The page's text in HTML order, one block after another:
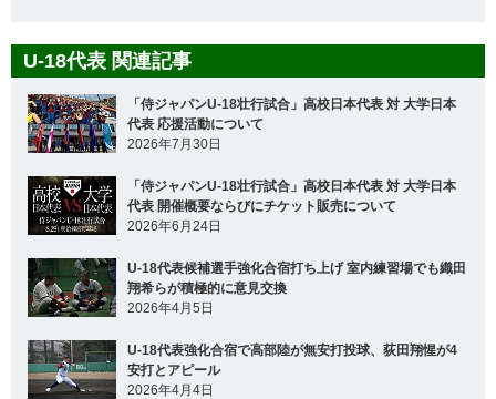
U-18代表 関連記事
「侍ジャパンU-18壮行試合」高校日本代表 対 大学日本
代表 応援活動について
2026年7月30日
「侍ジャパンU-18壮行試合」高校日本代表 対 大学日本
代表 開催概要ならびにチケット販売について
2026年6月24日
U-18代表候補選手強化合宿打ち上げ 室内練習場でも織田
翔希らが積極的に意見交換
2026年4月5日
U-18代表強化合宿で高部陸が無安打投球、荻田翔惺が4
安打とアピール
2026年4月4日